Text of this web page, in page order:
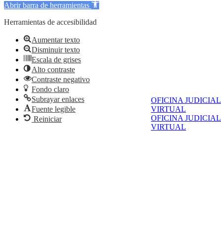
OFICINA JUDICIAL
VIRTUAL
OFICINA JUDICIAL
VIRTUAL
Abrir barra de herramientas
Herramientas de accesibilidad
Aumentar texto
Disminuir texto
Escala de grises
Alto contraste
Contraste negativo
Fondo claro
Subrayar enlaces
Fuente legible
Reiniciar